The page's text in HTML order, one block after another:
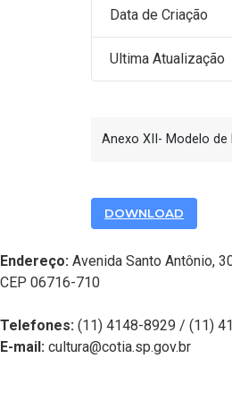
Data de Criação
Ultima Atualização
Anexo XII- Modelo de
DOWNLOAD
Endereço: Avenida Santo Antônio,
CEP 06716-710
Telefones: (11) 4148-8929 / (11)
E-mail: cultura@cotia.sp.gov.br